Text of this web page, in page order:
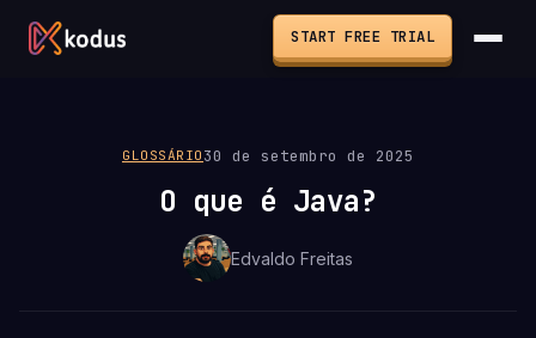
START FREE TRIAL
GLOSSÁRIO 30 de setembro de 2025
O que é Java?
Edvaldo Freitas